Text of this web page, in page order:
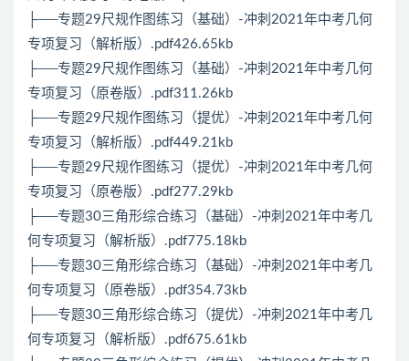
├──专题29尺规作图练习（基础）-冲刺2021年中考几何
专项复习（解析版）.pdf426.65kb
├──专题29尺规作图练习（基础）-冲刺2021年中考几何
专项复习（原卷版）.pdf311.26kb
├──专题29尺规作图练习（提优）-冲刺2021年中考几何
专项复习（解析版）.pdf449.21kb
├──专题29尺规作图练习（提优）-冲刺2021年中考几何
专项复习（原卷版）.pdf277.29kb
├──专题30三角形综合练习（基础）-冲刺2021年中考几
何专项复习（解析版）.pdf775.18kb
├──专题30三角形综合练习（基础）-冲刺2021年中考几
何专项复习（原卷版）.pdf354.73kb
├──专题30三角形综合练习（提优）-冲刺2021年中考几
何专项复习（解析版）.pdf675.61kb